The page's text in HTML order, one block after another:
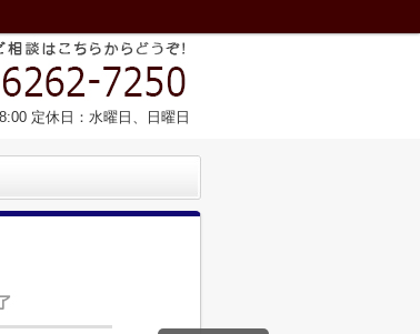
定休日：水曜日、日曜日